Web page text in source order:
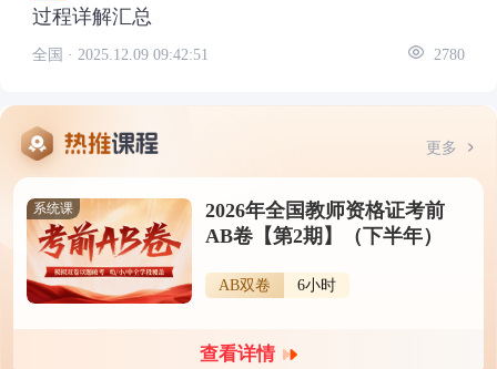
过程详解汇总
全国 · 2025.12.09 09:42:51 2780
更多
系统课
2026年全国教师资格证考前
AB卷【第2期】（下半年）
AB双卷 6小时
查看详情